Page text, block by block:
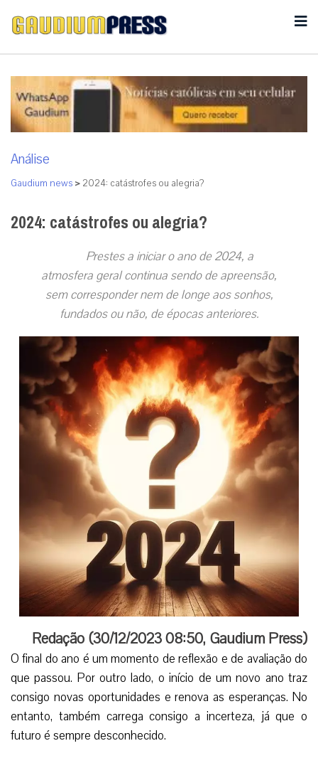
Análise
Gaudium news > 2024: catástrofes ou alegria?
2024: catástrofes ou alegria?
Prestes a iniciar o ano de 2024, a
atmosfera geral continua sendo de apreensão,
sem corresponder nem de longe aos sonhos,
fundados ou não, de épocas anteriores.
Redação (30/12/2023 08:50, Gaudium Press)
O final do ano é um momento de reflexão e de avaliação do
que passou. Por outro lado, o início de um novo ano traz
consigo novas oportunidades e renova as esperanças. No
entanto, também carrega consigo a incerteza, já que o
futuro é sempre desconhecido.